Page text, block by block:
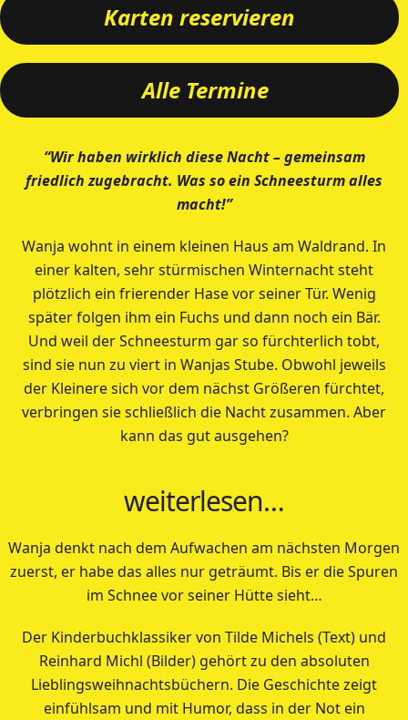
Karten reservieren
Alle Termine
“Wir haben wirklich diese Nacht – gemeinsam
friedlich zugebracht. Was so ein Schneesturm alles
macht!”
Wanja wohnt in einem kleinen Haus am Waldrand. In
einer kalten, sehr stürmischen Winternacht steht
plötzlich ein frierender Hase vor seiner Tür. Wenig
später folgen ihm ein Fuchs und dann noch ein Bär.
Und weil der Schneesturm gar so fürchterlich tobt,
sind sie nun zu viert in Wanjas Stube. Obwohl jeweils
der Kleinere sich vor dem nächst Größeren fürchtet,
verbringen sie schließlich die Nacht zusammen. Aber
kann das gut ausgehen?
weiterlesen…
Wanja denkt nach dem Aufwachen am nächsten Morgen
zuerst, er habe das alles nur geträumt. Bis er die Spuren
im Schnee vor seiner Hütte sieht…
Der Kinderbuchklassiker von Tilde Michels (Text) und
Reinhard Michl (Bilder) gehört zu den absoluten
Lieblingsweihnachtsbüchern. Die Geschichte zeigt
einfühlsam und mit Humor, dass in der Not ein